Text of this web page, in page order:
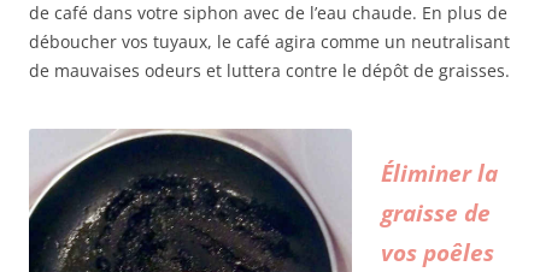
de café dans votre siphon avec de l’eau chaude. En plus de
déboucher vos tuyaux, le café agira comme un neutralisant
de mauvaises odeurs et luttera contre le dépôt de graisses.
Éliminer la
graisse de
vos poêles